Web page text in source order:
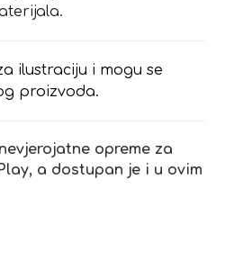
ilustraciju i mogu se
proizvoda.
opreme za
a dostupan je i u ovim